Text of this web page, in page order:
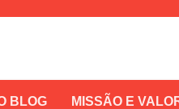
BLOG MISSÃO E